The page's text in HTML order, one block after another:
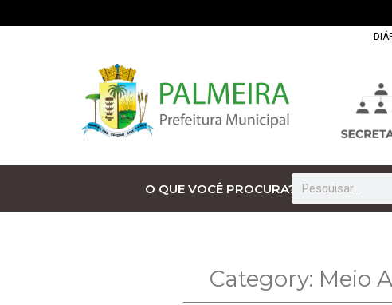
O QUE VOCÊ PROCURA?
Category: Meio